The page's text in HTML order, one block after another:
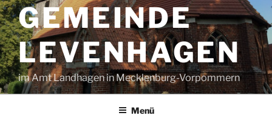
GEMEINDE
LEVENHAGEN
im Amt Landhagen in Mecklenburg-Vorpommern
Menü